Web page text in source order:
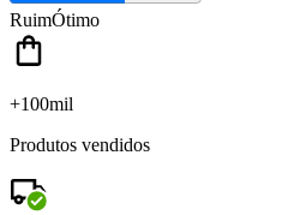
RuimÓtimo
+100mil
Produtos vendidos